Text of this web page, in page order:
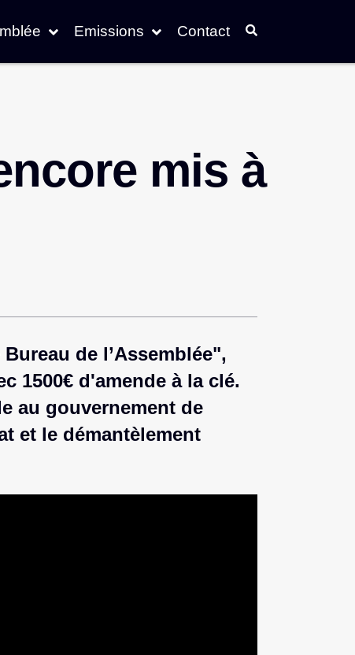
Emissions Contact
mis à
de l’Assemblée",
1500€ d'amende à la clé.
au gouvernement de
et le démantèlement